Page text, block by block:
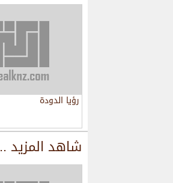
رؤيا الدودة
شاهد المزيد ..